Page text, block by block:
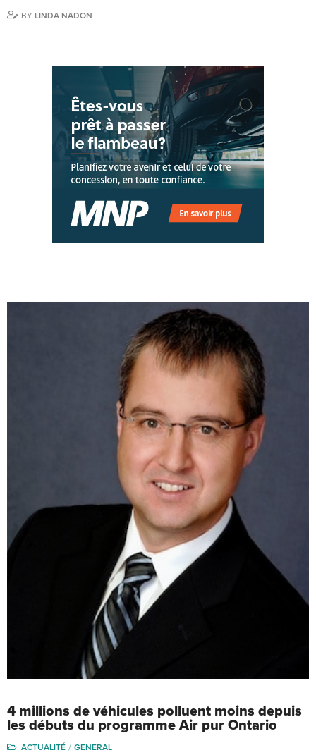
BY LINDA NADON
4 millions de véhicules polluent moins depuis
les débuts du programme Air pur Ontario
ACTUALITÉ GENERAL